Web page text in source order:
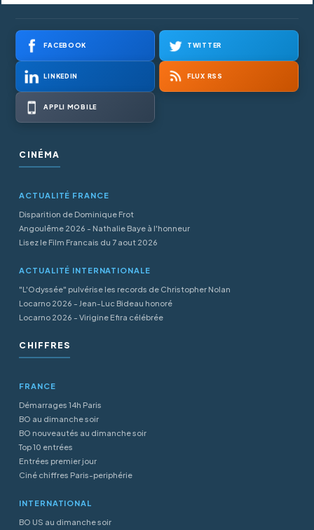
FACEBOOK TWITTER
LINKEDIN FLUX RSS
APPLI MOBILE
CINÉMA
ACTUALITÉ FRANCE
Disparition de Dominique Frot
Angoulême 2026 - Nathalie Baye à l'honneur
Lisez le Film Francais du 7 aout 2026
ACTUALITÉ INTERNATIONALE
"L'Odyssée" pulvérise les records de Christopher Nolan
Locarno 2026 - Jean-Luc Bideau honoré
Locarno 2026 - Virigine Efira célébrée
CHIFFRES
FRANCE
Démarrages 14h Paris
BO au dimanche soir
BO nouveautés au dimanche soir
Top 10 entrées
Entrées premier jour
Ciné chiffres Paris-periphérie
INTERNATIONAL
BO US au dimanche soir